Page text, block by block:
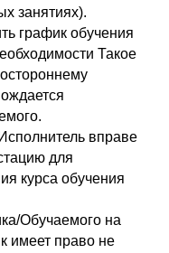
занятиях).
график обучения
Такое
вправе
для
курса обучения
Обучаемого на
имеет право не